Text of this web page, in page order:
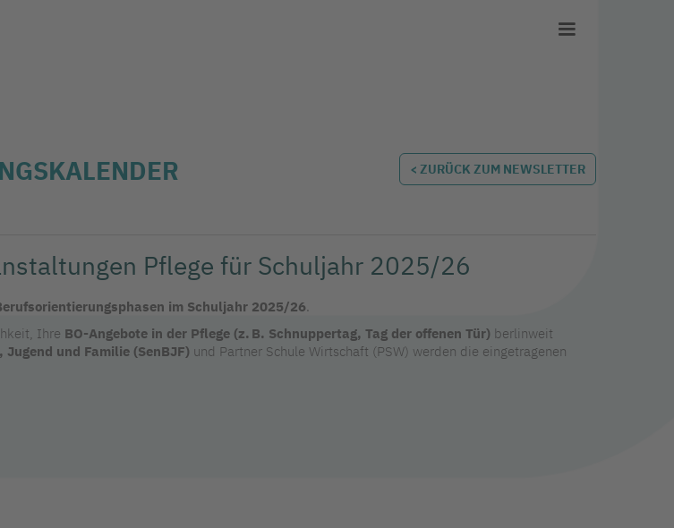
< ZURÜCK ZUM NEWSLETTER
Pflege für Schuljahr 2025/26
im Schuljahr 2025/26.
Ihre BO-Angebote in der Pflege (z. B. Schnuppertag, Tag der offenen Tür) berlinweit
und Familie (SenBJF) und Partner Schule Wirtschaft (PSW) werden die eingetragenen